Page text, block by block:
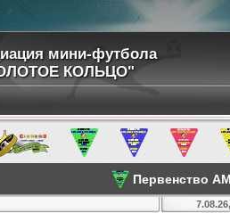
мини-футбола
КОЛЬЦО"
Первенство